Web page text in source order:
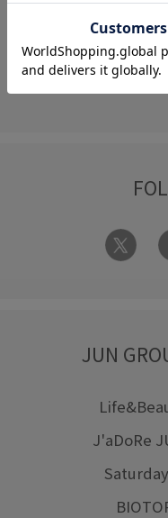
FAQ
JUN
J'aDoRe